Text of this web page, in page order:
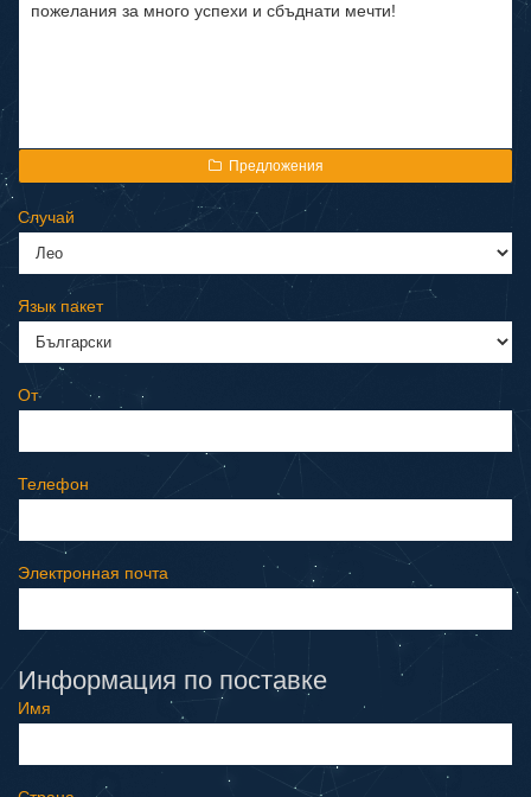
Предложения
Случай
Язык пакет
От
Телефон
Электронная почта
Информация по поставке
Имя